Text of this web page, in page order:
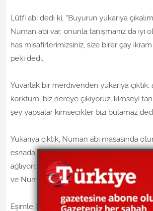
Lütfi abi dedi ki, “Buyurun yukarıya
Numan abi var, onunla tanışmanız da iyi
has misafirlerimizsiniz, size birer çay
peki dedi.
Yuvarlak bir merdivenden yukarıya çıktık;
korktum, biz nereye çıkıyoruz, kimseyi
şey yapsalar kimsecikler bizi bulamaz
Yukarıya çıktık, Numan abi masasında
esnada, bana ne olduğunu anlamadım;
ağlıyordum istemeden, ağlamaktan
ve Numan abi, buna ne oldu diye şaşırdılar.
Eşimle Numan abi biraz sohbet edip,